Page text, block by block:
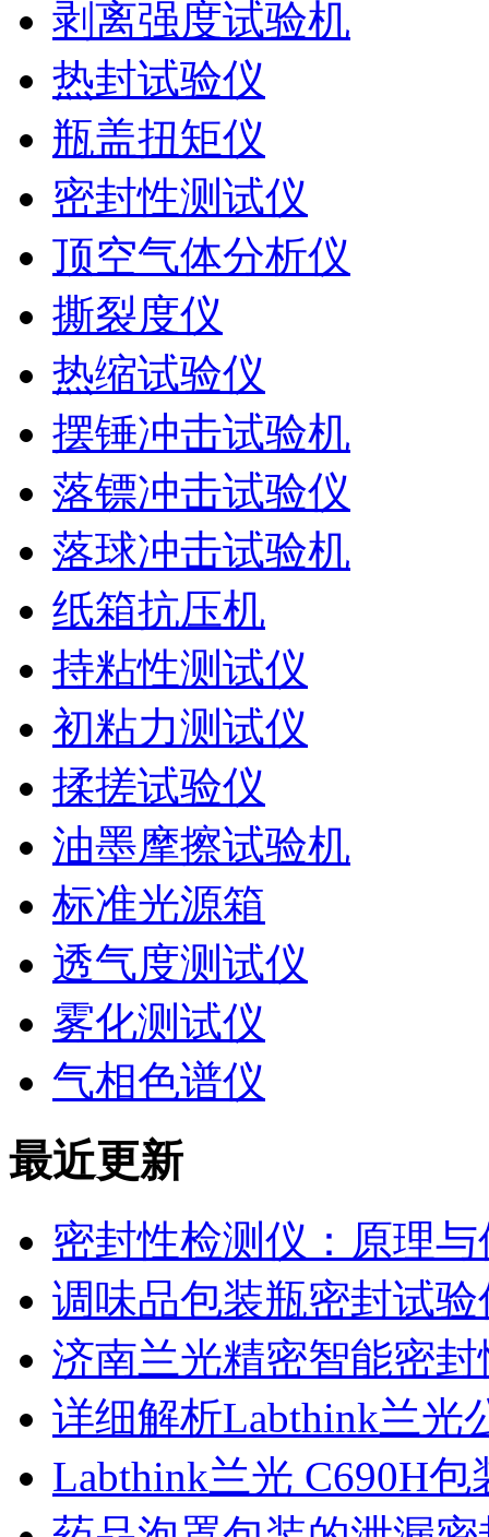
剥离强度试验机
热封试验仪
瓶盖扭矩仪
密封性测试仪
顶空气体分析仪
撕裂度仪
热缩试验仪
摆锤冲击试验机
落镖冲击试验仪
落球冲击试验机
纸箱抗压机
持粘性测试仪
初粘力测试仪
揉搓试验仪
油墨摩擦试验机
标准光源箱
透气度测试仪
雾化测试仪
气相色谱仪
最近更新
密封性检测仪：原理
调味品包装瓶密封试
济南兰光精密智能密
详细解析Labthink兰光
Labthink兰光 C690H